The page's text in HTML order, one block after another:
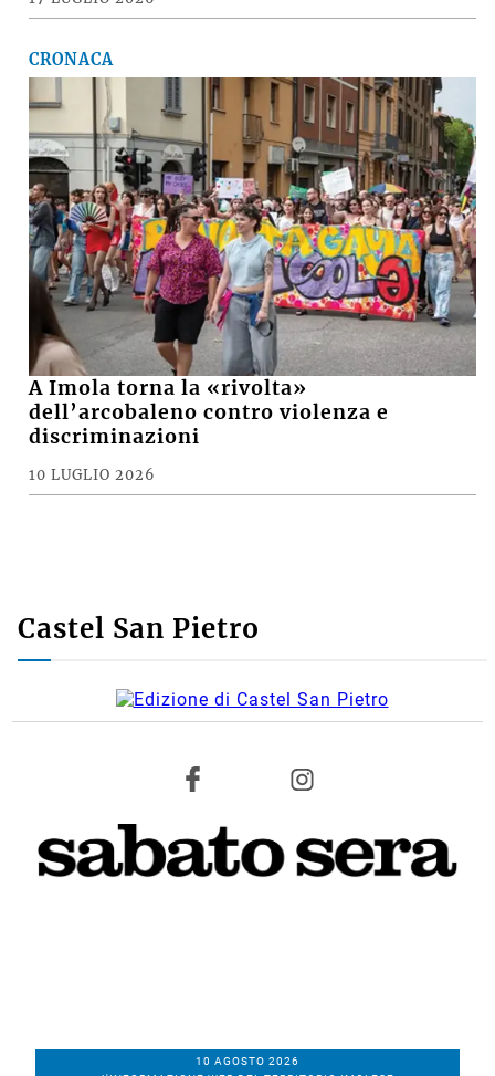
CRONACA
A Imola torna la «rivolta»
dell’arcobaleno contro violenza e
discriminazioni
10 LUGLIO 2026
Castel San Pietro
10 AGOSTO 2026